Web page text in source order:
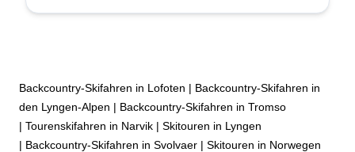
Backcountry-Skifahren in Lofoten | Backcountry-Skifahren in
den Lyngen-Alpen | Backcountry-Skifahren in Tromso
| Tourenskifahren in Narvik | Skitouren in Lyngen
| Backcountry-Skifahren in Svolvaer | Skitouren in Norwegen